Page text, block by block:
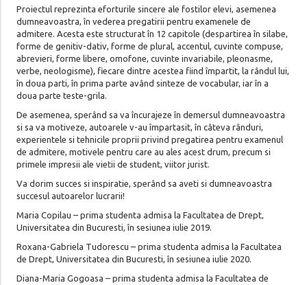
Proiectul reprezinta eforturile sincere ale fostilor elevi, asemenea
dumneavoastra, în vederea pregatirii pentru examenele de
admitere. Acesta este structurat în 12 capitole (despartirea în silabe,
forme de genitiv-dativ, forme de plural, accentul, cuvinte compuse,
abrevieri, forme libere, omofone, cuvinte invariabile, pleonasme,
verbe, neologisme), fiecare dintre acestea fiind împartit, la rândul lui,
în doua parti, în prima parte având sinteze de vocabular, iar în a
doua parte teste-grila.
De asemenea, sperând sa va încurajeze în demersul dumneavoastra
si sa va motiveze, autoarele v-au împartasit, în câteva rânduri,
experientele si tehnicile proprii privind pregatirea pentru examenul
de admitere, motivele pentru care au ales acest drum, precum si
primele impresii ale vietii de student, viitor jurist.
Va dorim succes si inspiratie, sperând sa aveti si dumneavoastra
succesul autoarelor lucrarii!
Maria Copilau – prima studenta admisa la Facultatea de Drept,
Universitatea din Bucuresti, în sesiunea iulie 2019.
Roxana-Gabriela Tudorescu – prima studenta admisa la Facultatea
de Drept, Universitatea din Bucuresti, în sesiunea iulie 2020.
Diana-Maria Gogoasa – prima studenta admisa la Facultatea de